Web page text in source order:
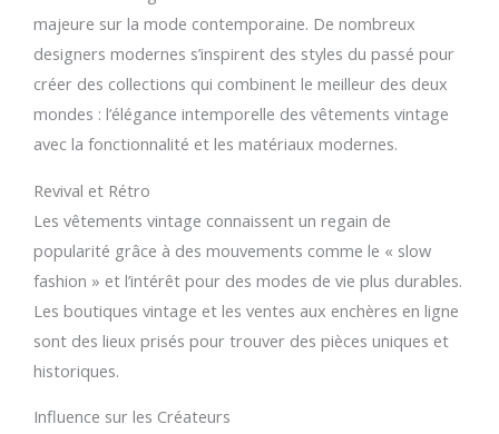
majeure sur la mode contemporaine. De nombreux
designers modernes s’inspirent des styles du passé pour
créer des collections qui combinent le meilleur des deux
mondes : l’élégance intemporelle des vêtements vintage
avec la fonctionnalité et les matériaux modernes.
Revival et Rétro
Les vêtements vintage connaissent un regain de
popularité grâce à des mouvements comme le « slow
fashion » et l’intérêt pour des modes de vie plus durables.
Les boutiques vintage et les ventes aux enchères en ligne
sont des lieux prisés pour trouver des pièces uniques et
historiques.
Influence sur les Créateurs